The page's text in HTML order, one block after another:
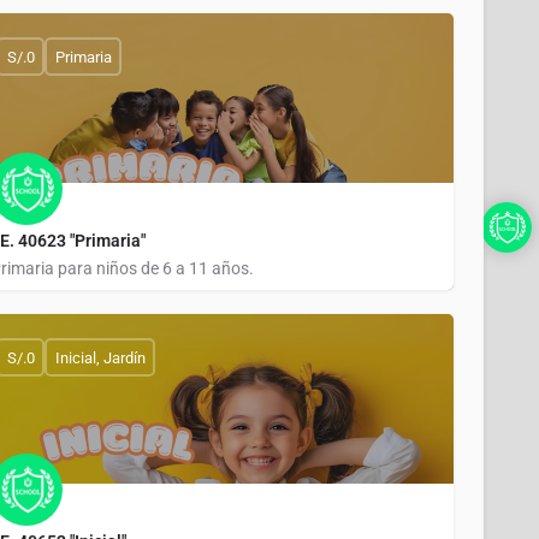
40623 "Primaria"
para niños de 6 a 11 años.
S/.0 Primaria
S/.0 Inicial, Jardín